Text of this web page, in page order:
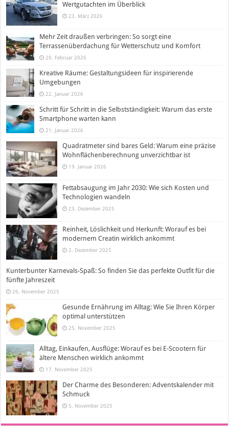
Wertgutachten im Überblick
23. März 2026
Mehr Zeit draußen verbringen: So sorgt eine
Terrassenüberdachung für Wetterschutz und Komfort
20. Februar 2026
Kreative Räume: Gestaltungsideen für inspirierende
Umgebungen
22. Januar 2026
Schritt für Schritt in die Selbstständigkeit: Warum das erste
Smartphone warten kann
21. Januar 2026
Quadratmeter sind bares Geld: Warum eine präzise
Wohnflächenberechnung unverzichtbar ist
19. Januar 2026
Fettabsaugung im Jahr 2030: Wie sich Kosten und
Technologien wandeln
23. Dezember 2025
Reinheit, Löslichkeit und Herkunft: Worauf es bei
modernem Creatin wirklich ankommt
2. Dezember 2025
Kunterbunter Karnevals-Spaß: So finden Sie das perfekte Outfit für die
fünfte Jahreszeit
26. November 2025
Gesunde Ernährung im Alltag: Wie Sie Ihren Körper
optimal unterstützen
25. November 2025
Alltag, Einkaufen, Ausflüge: Worauf es bei E-Scootern für
ältere Menschen wirklich ankommt
17. November 2025
Der Charme des Besonderen: Adventskalender mit
Schmuck
5. November 2025